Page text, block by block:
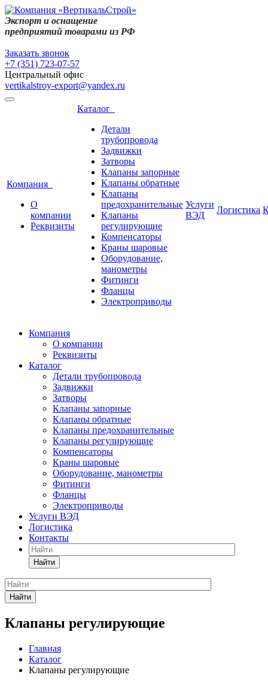
Экспорт и оснащение
предприятий товарами из РФ
Заказать звонок
+7 (351) 723-07-57
Центральный офис
vertikalstroy-export@yandex.ru
Компания
О
компании
Реквизиты
Каталог
Детали
трубопровода
Задвижки
Затворы
Клапаны запорные
Клапаны обратные
Клапаны
предохранительные
Клапаны
регулирующие
Компенсаторы
Краны шаровые
Оборудование,
манометры
Фитинги
Фланцы
Электроприводы
Услуги
ВЭД
Логистика
Компания
О компании
Реквизиты
Каталог
Детали трубопровода
Задвижки
Затворы
Клапаны запорные
Клапаны обратные
Клапаны предохранительные
Клапаны регулирующие
Компенсаторы
Краны шаровые
Оборудование, манометры
Фитинги
Фланцы
Электроприводы
Услуги ВЭД
Логистика
Контакты
Найти
Найти
Клапаны регулирующие
Главная
Каталог
Клапаны регулирующие